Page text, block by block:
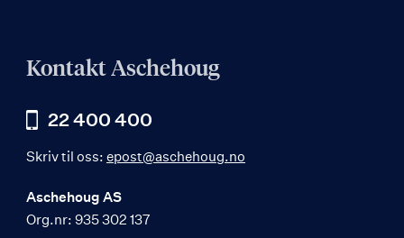
Kontakt Aschehoug
22 400 400
Skriv til oss: epost@aschehoug.no
Aschehoug AS
Org.nr: 935 302 137